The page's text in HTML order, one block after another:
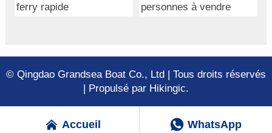
ferry rapide
personnes à vendre
© Qingdao Grandsea Boat Co., Ltd | Tous droits réservés
| Propulsé par Hikingic.
 Accueil  WhatsApp